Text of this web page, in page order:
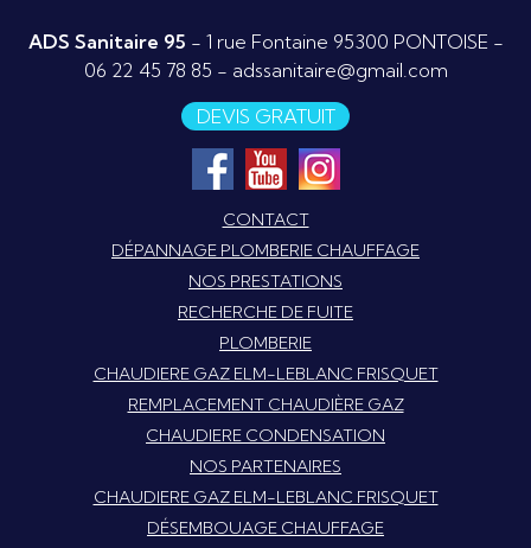
ADS Sanitaire 95 - 1 rue Fontaine 95300 PONTOISE -
06 22 45 78 85 - adssanitaire@gmail.com
DEVIS GRATUIT
CONTACT
DÉPANNAGE PLOMBERIE CHAUFFAGE
NOS PRESTATIONS
RECHERCHE DE FUITE
PLOMBERIE
CHAUDIERE GAZ ELM-LEBLANC FRISQUET
REMPLACEMENT CHAUDIÈRE GAZ
CHAUDIERE CONDENSATION
NOS PARTENAIRES
CHAUDIERE GAZ ELM-LEBLANC FRISQUET
DÉSEMBOUAGE CHAUFFAGE